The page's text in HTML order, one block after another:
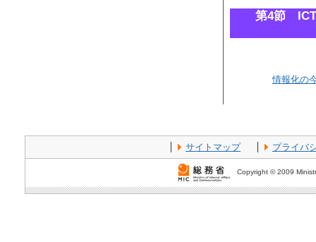
第4節 ICT
情報化の
サイトマップ プライバ
Copyright © 2009